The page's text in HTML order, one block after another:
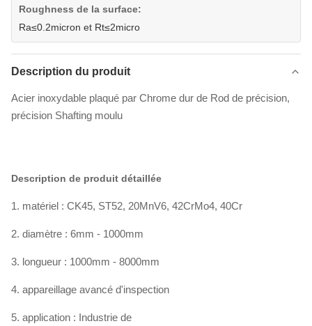
Roughness de la surface:
Ra≤0.2micron et Rt≤2micro
Description du produit
Acier inoxydable plaqué par Chrome dur de Rod de précision,
précision Shafting moulu
Description de produit détaillée
1. matériel : CK45, ST52, 20MnV6, 42CrMo4, 40Cr
2. diamètre : 6mm - 1000mm
3. longueur : 1000mm - 8000mm
4. appareillage avancé d'inspection
5. application : Industrie de